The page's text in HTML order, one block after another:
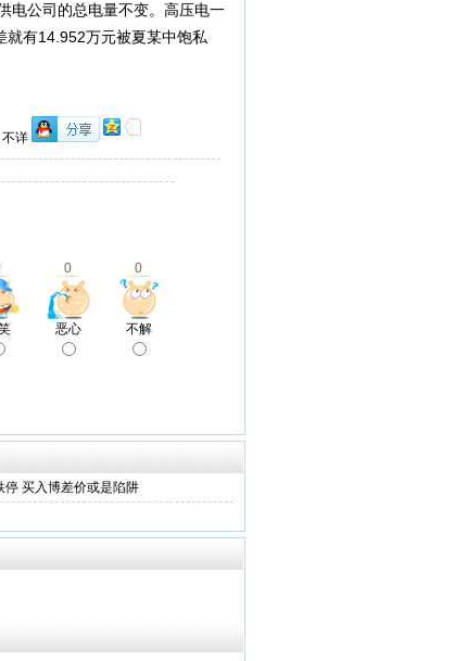
电公司的总电量不变。高压电一
就有14.952万元被夏某中饱私
详
0 0
恶心 不解
停 买入博差价或是陷阱